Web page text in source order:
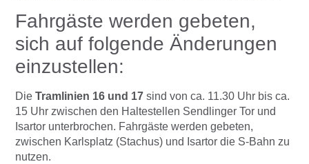
Fahrgäste werden gebeten,
sich auf folgende Änderungen
einzustellen:
Die Tramlinien 16 und 17 sind von ca. 11.30 Uhr bis ca.
15 Uhr zwischen den Haltestellen Sendlinger Tor und
Isartor unterbrochen. Fahrgäste werden gebeten,
zwischen Karlsplatz (Stachus) und Isartor die S-Bahn zu
nutzen.